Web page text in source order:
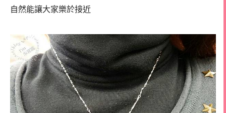
自然能讓大家樂於接近